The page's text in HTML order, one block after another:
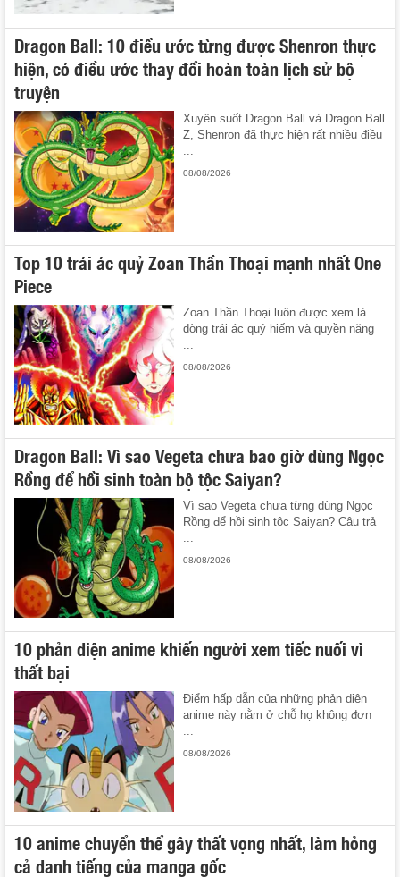
Dragon Ball: 10 điều ước từng được Shenron thực
hiện, có điều ước thay đổi hoàn toàn lịch sử bộ
truyện
Xuyên suốt Dragon Ball và Dragon Ball
Z, Shenron đã thực hiện rất nhiều điều
...
08/08/2026
Top 10 trái ác quỷ Zoan Thần Thoại mạnh nhất One
Piece
Zoan Thần Thoại luôn được xem là
dòng trái ác quỷ hiếm và quyền năng
08/08/2026
Dragon Ball: Vì sao Vegeta chưa bao giờ dùng Ngọc
Rồng để hồi sinh toàn bộ tộc Saiyan?
Vì sao Vegeta chưa từng dùng Ngọc
Rồng để hồi sinh tộc Saiyan? Câu trả
08/08/2026
10 phản diện anime khiến người xem tiếc nuối vì
thất bại
Điểm hấp dẫn của những phản diện
anime này nằm ở chỗ họ không đơn
...
08/08/2026
10 anime chuyển thể gây thất vọng nhất, làm hỏng
cả danh tiếng của manga gốc